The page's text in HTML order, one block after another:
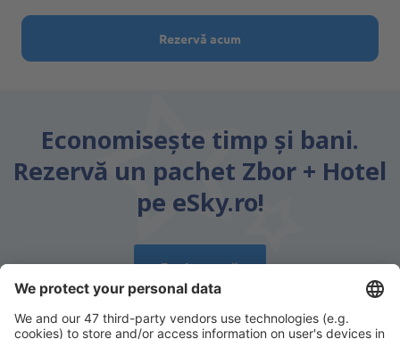
Rezervă acum
Economiseşte timp și bani.
Rezervă un pachet Zbor + Hotel
pe eSky.ro!
Explorează